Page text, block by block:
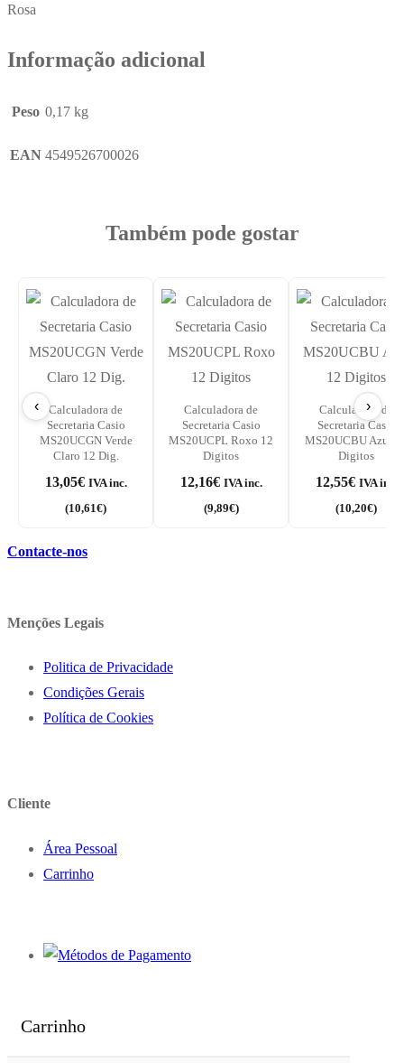
Rosa
Informação adicional
Peso 0,17 kg
EAN 4549526700026
Também pode gostar
Calculadora de
Secretaria Casio
MS20UCGN Verde
Claro 12 Dig.
13,05€ IVA inc.
(10,61€)
Calculadora de
Secretaria Casio
MS20UCPL Roxo 12
Digitos
12,16€ IVA inc.
(9,89€)
Calculadora de
Secretaria Casio
MS20UCBU Azul
Digitos
12,55€ IVA inc.
(10,20€)
‹ ›
Contacte-nos
Menções Legais
Politica de Privacidade
Condições Gerais
Política de Cookies
Cliente
Área Pessoal
Carrinho
Carrinho